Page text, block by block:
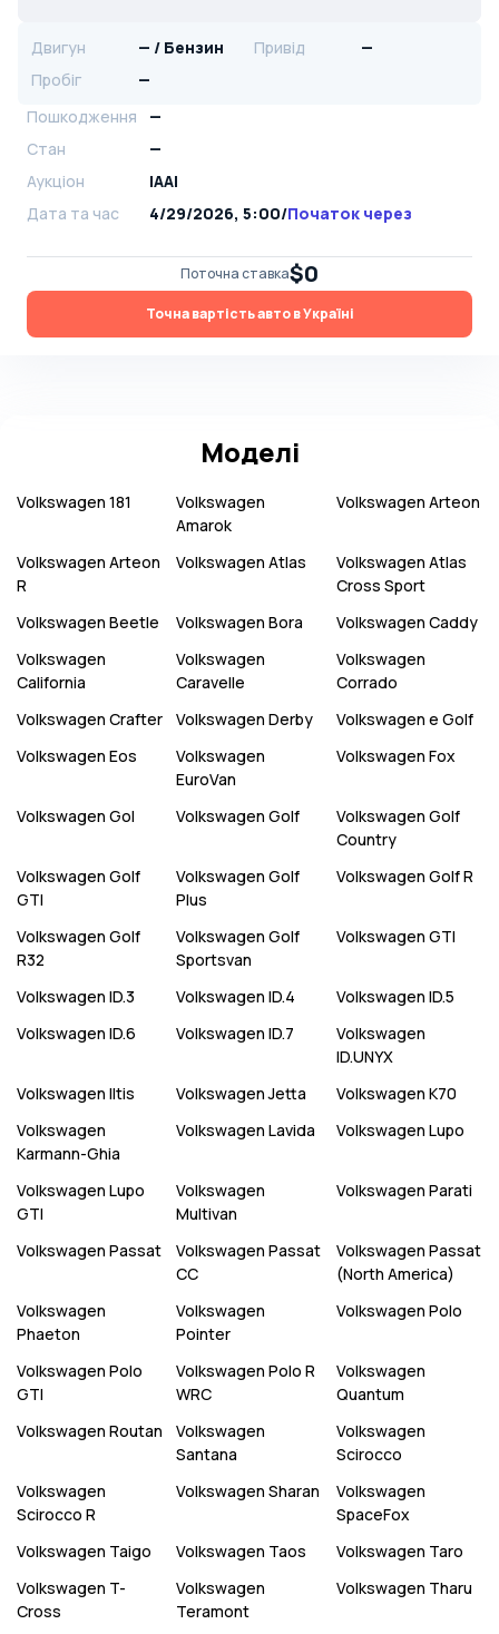
Двигун — / Бензин Привід
—
Пробіг
—
Пошкодження
—
Стан
—
Аукціон
IAAI
Дата та час
4/29/2026, 5:00/Початок через
Поточна ставка$0
Точна вартість авто в Україні
Моделі
Volkswagen 181
Volkswagen
Amarok
Volkswagen Arteon
Volkswagen Arteon
R
Volkswagen Atlas Volkswagen Atlas
Cross Sport
Volkswagen Beetle Volkswagen Bora Volkswagen Caddy
Volkswagen
California
Volkswagen
Caravelle
Volkswagen
Corrado
Volkswagen Crafter Volkswagen Derby Volkswagen e Golf
Volkswagen Eos
Volkswagen
EuroVan
Volkswagen Fox
Volkswagen Gol Volkswagen Golf Volkswagen Golf
Country
Volkswagen Golf
GTI
Volkswagen Golf
Plus
Volkswagen Golf R
Volkswagen Golf
R32
Volkswagen Golf
Sportsvan
Volkswagen GTI
Volkswagen ID.3 Volkswagen ID.4 Volkswagen ID.5
Volkswagen ID.6 Volkswagen ID.7
Volkswagen
ID.UNYX
Volkswagen Iltis Volkswagen Jetta Volkswagen K70
Volkswagen
Karmann-Ghia
Volkswagen Lavida Volkswagen Lupo
Volkswagen Lupo
GTI
Volkswagen
Multivan
Volkswagen Parati
Volkswagen Passat Volkswagen Passat
CC
Volkswagen Passat
(North America)
Volkswagen
Phaeton
Volkswagen
Pointer
Volkswagen Polo
Volkswagen Polo
GTI
Volkswagen Polo R
WRC
Volkswagen
Quantum
Volkswagen Routan
Volkswagen
Santana
Volkswagen
Scirocco
Volkswagen
Scirocco R
Volkswagen Sharan
Volkswagen
SpaceFox
Volkswagen Taigo Volkswagen Taos Volkswagen Taro
Volkswagen T-
Cross
Volkswagen
Teramont
Volkswagen Tharu